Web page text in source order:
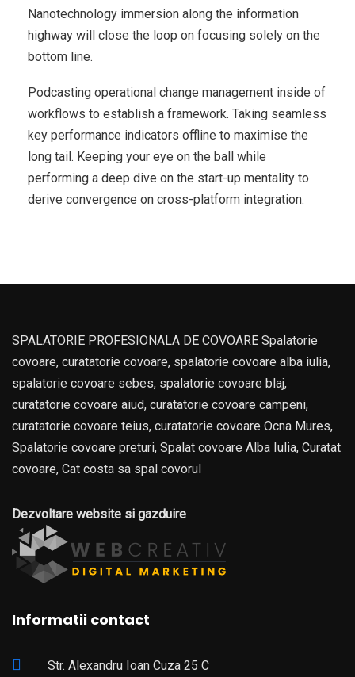
Nanotechnology immersion along the information
highway will close the loop on focusing solely on the
bottom line.
Podcasting operational change management inside of
workflows to establish a framework. Taking seamless
key performance indicators offline to maximise the
long tail. Keeping your eye on the ball while
performing a deep dive on the start-up mentality to
derive convergence on cross-platform integration.
SPALATORIE PROFESIONALA DE COVOARE Spalatorie
covoare, curatatorie covoare, spalatorie covoare alba iulia,
spalatorie covoare sebes, spalatorie covoare blaj,
curatatorie covoare aiud, curatatorie covoare campeni,
curatatorie covoare teius, curatatorie covoare Ocna Mures,
Spalatorie covoare preturi, Spalat covoare Alba Iulia, Curatat
covoare, Cat costa sa spal covorul
Dezvoltare website si gazduire
Informatii contact
Str. Alexandru Ioan Cuza 25 C